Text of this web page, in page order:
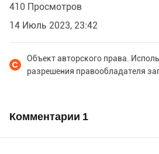
410 Просмотров
14 Июль 2023, 23:42
Объект авторского права.
разрешения правообладателя
Комментарии 1